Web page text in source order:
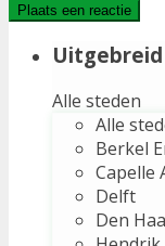
Alle steden
Alle
Berkel
Capelle
Delft
Den